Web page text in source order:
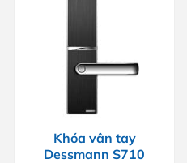
Khóa vân tay
Dessmann S710